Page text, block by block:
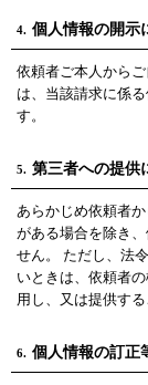
4. 個人情報の開示
依頼者ご本人から
は、当該請求に係
す。
5. 第三者への提供
あらかじめ依頼者
がある場合を除き
せん。 ただし、法
いときは、依頼者
用し、又は提供する
6. 個人情報の訂正